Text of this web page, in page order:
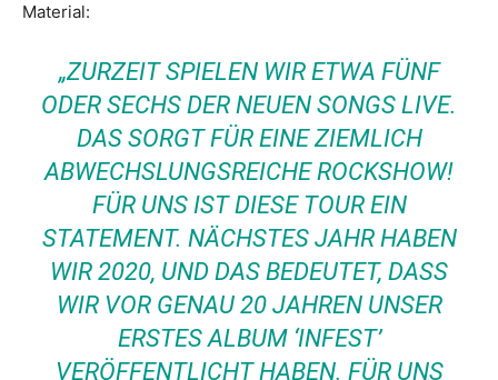
Material:
„ZURZEIT SPIELEN WIR ETWA FÜNF
ODER SECHS DER NEUEN SONGS LIVE.
DAS SORGT FÜR EINE ZIEMLICH
ABWECHSLUNGSREICHE ROCKSHOW!
FÜR UNS IST DIESE TOUR EIN
STATEMENT. NÄCHSTES JAHR HABEN
WIR 2020, UND DAS BEDEUTET, DASS
WIR VOR GENAU 20 JAHREN UNSER
ERSTES ALBUM ‘INFEST’
VERÖFFENTLICHT HABEN. FÜR UNS